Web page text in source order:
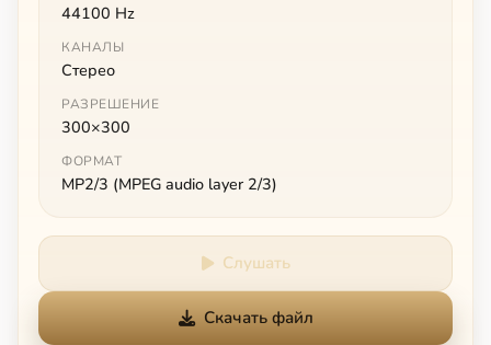
44100 Hz
КАНАЛЫ
Стерео
РАЗРЕШЕНИЕ
300×300
ФОРМАТ
MP2/3 (MPEG audio layer 2/3)
Слушать
Скачать файл